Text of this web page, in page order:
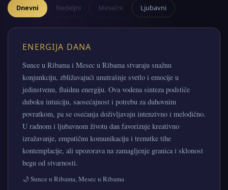
Dnevni Nedeljni Mesečni Ljubavni
ENERGIJA DANA
Sunce u Ribama i Mesec u Ribama stvaraju snažnu
konjunkciju, zbližavajući unutrašnje svetlo i emocije u
jedinstvenu, fluidnu energiju. Ova vodena sinteza podstiče
duboku intuiciju, saosećajnost i potrebu za duhovnim
povratkom, pa se osećanja doživljavaju intenzivno i melodično.
U radnom i ljubavnom životu dan favorizuje kreativno
izražavanje, empatičnu komunikaciju i trenutke tihe
kontemplacije, ali upozorava na zamagljenje granica i sklonost
begu od stvarnosti.
🌙 Sunce u Ribama, Mesec u Ribama